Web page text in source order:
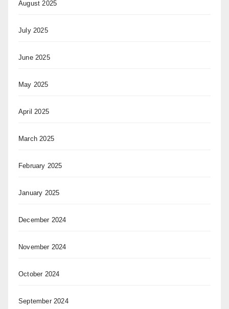
August 2025
July 2025
June 2025
May 2025
April 2025
March 2025
February 2025
January 2025
December 2024
November 2024
October 2024
September 2024